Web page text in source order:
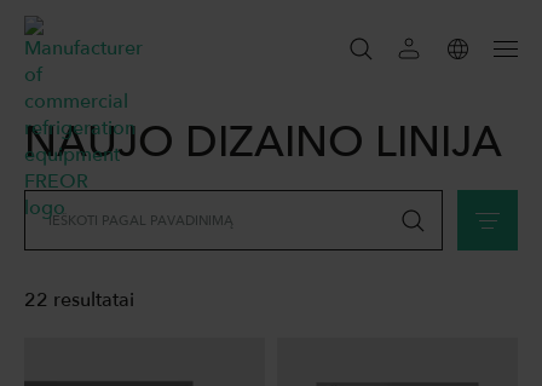
IEŠKOTI
NAUJO DIZAINO LINIJA
IEŠKOTI PAGAL PAVADINIMĄ
22 resultatai